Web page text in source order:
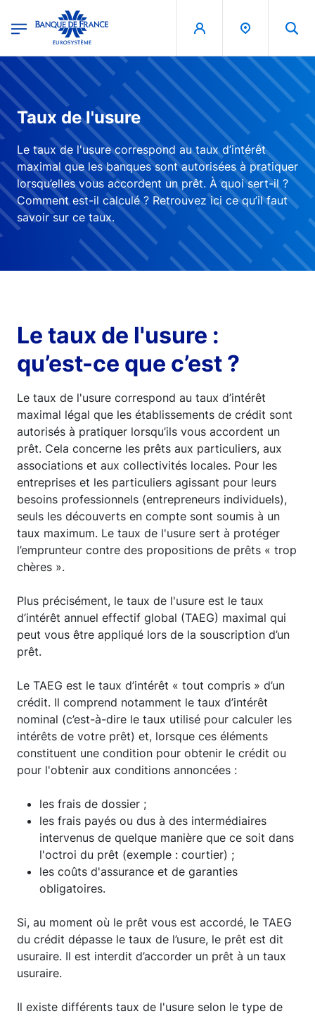
Banque de France - Menu Principal
Taux de l'usure
Le taux de l'usure correspond au taux d’intérêt
maximal que les banques sont autorisées à pratiquer
lorsqu’elles vous accordent un prêt. À quoi sert-il ?
Comment est-il calculé ? Retrouvez ici ce qu’il faut
savoir sur ce taux.
Le taux de l'usure :
qu’est-ce que c’est ?
Le taux de l'usure correspond au taux d’intérêt
maximal légal que les établissements de crédit sont
autorisés à pratiquer lorsqu’ils vous accordent un
prêt. Cela concerne les prêts aux particuliers, aux
associations et aux collectivités locales. Pour les
entreprises et les particuliers agissant pour leurs
besoins professionnels (entrepreneurs individuels),
seuls les découverts en compte sont soumis à un
taux maximum. Le taux de l'usure sert à protéger
l’emprunteur contre des propositions de prêts « trop
chères ».
Plus précisément, le taux de l'usure est le taux
d’intérêt annuel effectif global (TAEG) maximal qui
peut vous être appliqué lors de la souscription d’un
prêt.
Le TAEG est le taux d’intérêt « tout compris » d’un
crédit. Il comprend notamment le taux d’intérêt
nominal (c’est-à-dire le taux utilisé pour calculer les
intérêts de votre prêt) et, lorsque ces éléments
constituent une condition pour obtenir le crédit ou
pour l'obtenir aux conditions annoncées :
les frais de dossier ;
les frais payés ou dus à des intermédiaires
intervenus de quelque manière que ce soit dans
l'octroi du prêt (exemple : courtier) ;
les coûts d'assurance et de garanties
obligatoires.
Si, au moment où le prêt vous est accordé, le TAEG
du crédit dépasse le taux de l’usure, le prêt est dit
usuraire. Il est interdit d’accorder un prêt à un taux
usuraire.
Il existe différents taux de l'usure selon le type de